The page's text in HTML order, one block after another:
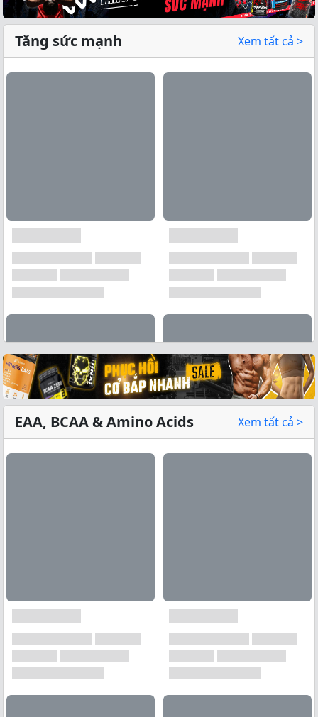
Xem tất cả →
Xem tất cả →
Tăng sức mạnh Xem tất cả >
EAA, BCAA & Amino Acids Xem tất cả >